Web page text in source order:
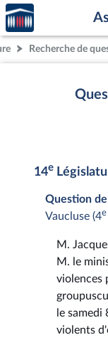
Aller au contenu
Aller en bas de la
Accèder
à la
page
d'accueilRecherche de
14e
Question
Vaucluse (4e
M.
M. le
violences
le samedi
violents